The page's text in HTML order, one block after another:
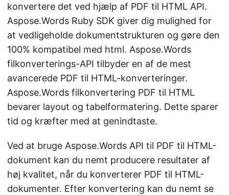
konvertere det ved hjælp af PDF til HTML API.
Aspose.Words Ruby SDK giver dig mulighed for
at vedligeholde dokumentstrukturen og gøre den
100% kompatibel med html. Aspose.Words
filkonverterings-API tilbyder en af de mest
avancerede PDF til HTML-konverteringer.
Aspose.Words filkonvertering PDF til HTML
bevarer layout og tabelformatering. Dette sparer
tid og kræfter med at genindtaste.
Ved at bruge Aspose.Words API til PDF til HTML-
dokument kan du nemt producere resultater af
høj kvalitet, når du konverterer PDF til HTML-
dokumenter. Efter konvertering kan du nemt se